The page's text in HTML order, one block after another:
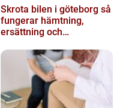
Skrota bilen i göteborg så
fungerar hämtning,
ersättning och